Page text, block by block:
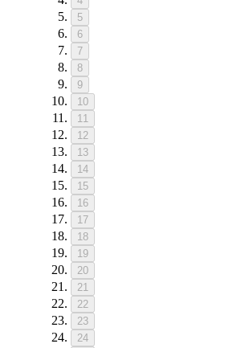
5
6
7
8
9
10
11
12
13
14
15
16
17
18
19
20
21
22
23
24